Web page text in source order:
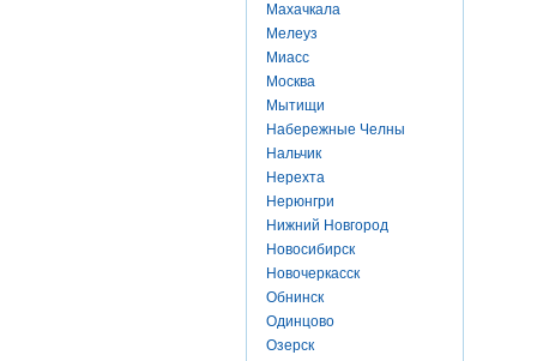
Махачкала
Мелеуз
Миасс
Москва
Мытищи
Набережные Челны
Нальчик
Нерехта
Нерюнгри
Нижний Новгород
Новосибирск
Новочеркасск
Обнинск
Одинцово
Озерск